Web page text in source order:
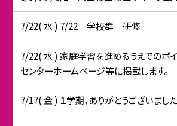
7/22( 水 ) 7/22 学校群 研修
7/22( 水 ) 家庭学習を進めるうえでのポ
センターホームページ等に掲載します。
7/17( 金 ) １学期，ありがとうございました